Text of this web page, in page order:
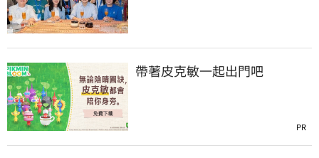
帶著皮克敏一起出門吧
PR